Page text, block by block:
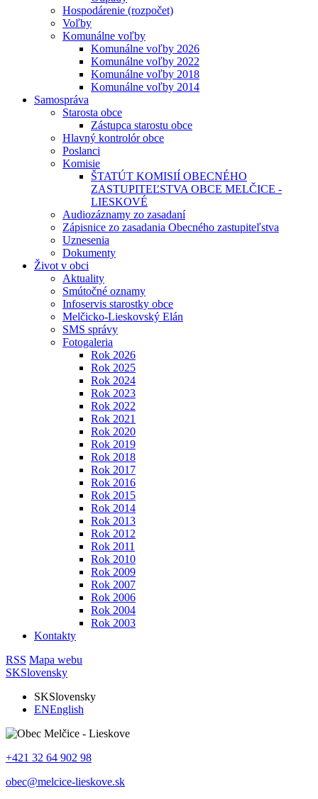
Hospodárenie (rozpočet)
Voľby
Komunálne voľby
Komunálne voľby 2026
Komunálne voľby 2022
Komunálne voľby 2018
Komunálne voľby 2014
Samospráva
Starosta obce
Zástupca starostu obce
Hlavný kontrolór obce
Poslanci
Komisie
ŠTATÚT KOMISIÍ OBECNÉHO
ZASTUPITEĽSTVA OBCE MELČICE -
LIESKOVÉ
Audiozáznamy zo zasadaní
Zápisnice zo zasadania Obecného zastupiteľstva
Uznesenia
Dokumenty
Život v obci
Aktuality
Smútočné oznamy
Infoservis starostky obce
Melčicko-Lieskovský Elán
SMS správy
Fotogaleria
Rok 2026
Rok 2025
Rok 2024
Rok 2023
Rok 2022
Rok 2021
Rok 2020
Rok 2019
Rok 2018
Rok 2017
Rok 2016
Rok 2015
Rok 2014
Rok 2013
Rok 2012
Rok 2011
Rok 2010
Rok 2009
Rok 2007
Rok 2006
Rok 2004
Rok 2003
Kontakty
RSS Mapa webu
SKSlovensky
SKSlovensky
ENEnglish
+421 32 64 902 98
obec@melcice-lieskove.sk